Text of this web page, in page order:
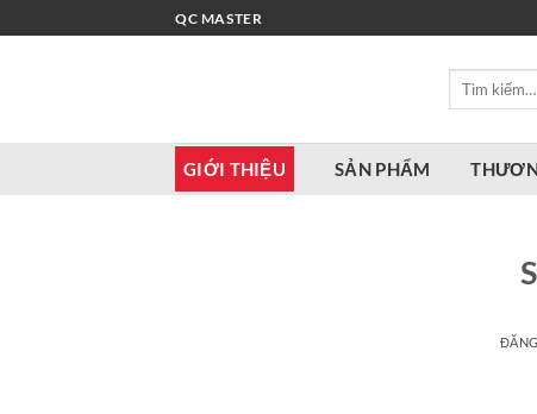
qua
QC MASTER
Tìm
GIỚI THIỆU SẢN PHẨM